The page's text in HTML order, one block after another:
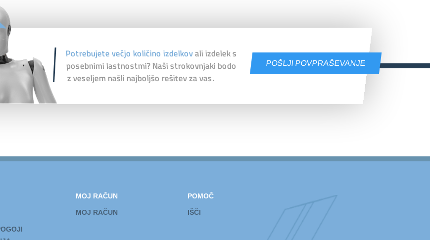
Potrebujete večjo količino izdelkovali izdelek s
posebnimi lastnostmi? Naši strokovnjaki bodo
z veseljem našli najboljšo rešitev za vas.
POŠLJI POVPRAŠEVANJE
MOJ RAČUN
MOJ RAČUN
POMOČ
IŠČI